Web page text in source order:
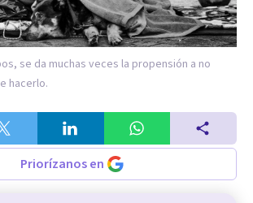
se da muchas veces la propensión a no
hacerlo.
Priorízanos en